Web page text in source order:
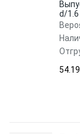
d/1.6
54.19